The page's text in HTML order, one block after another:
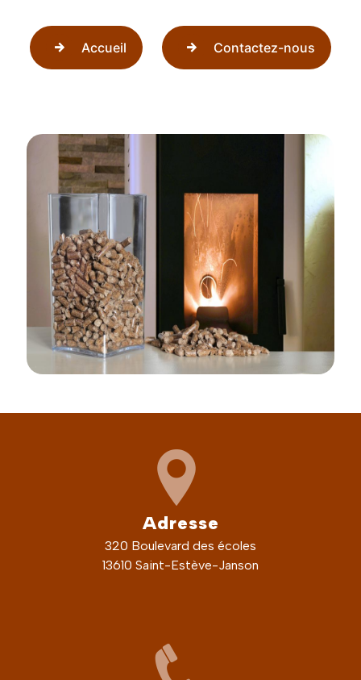
Accueil Contactez-nous
Adresse
320 Boulevard des écoles
13610 Saint-Estève-Janson